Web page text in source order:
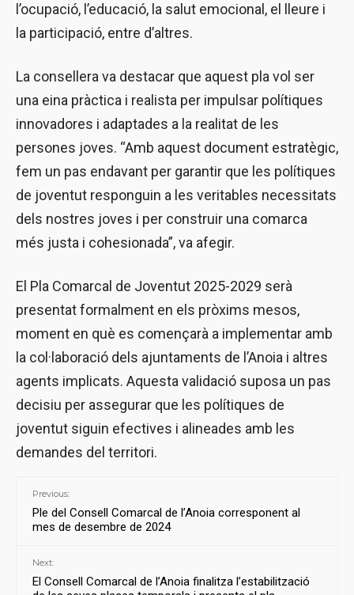
l’ocupació, l’educació, la salut emocional, el lleure i
la participació, entre d’altres.
La consellera va destacar que aquest pla vol ser
una eina pràctica i realista per impulsar polítiques
innovadores i adaptades a la realitat de les
persones joves. “Amb aquest document estratègic,
fem un pas endavant per garantir que les polítiques
de joventut responguin a les veritables necessitats
dels nostres joves i per construir una comarca
més justa i cohesionada”, va afegir.
El Pla Comarcal de Joventut 2025-2029 serà
presentat formalment en els pròxims mesos,
moment en què es començarà a implementar amb
la col·laboració dels ajuntaments de l’Anoia i altres
agents implicats. Aquesta validació suposa un pas
decisiu per assegurar que les polítiques de
joventut siguin efectives i alineades amb les
demandes del territori.
Previous:
Ple del Consell Comarcal de l’Anoia corresponent al
mes de desembre de 2024
Next:
El Consell Comarcal de l’Anoia finalitza l’estabilització